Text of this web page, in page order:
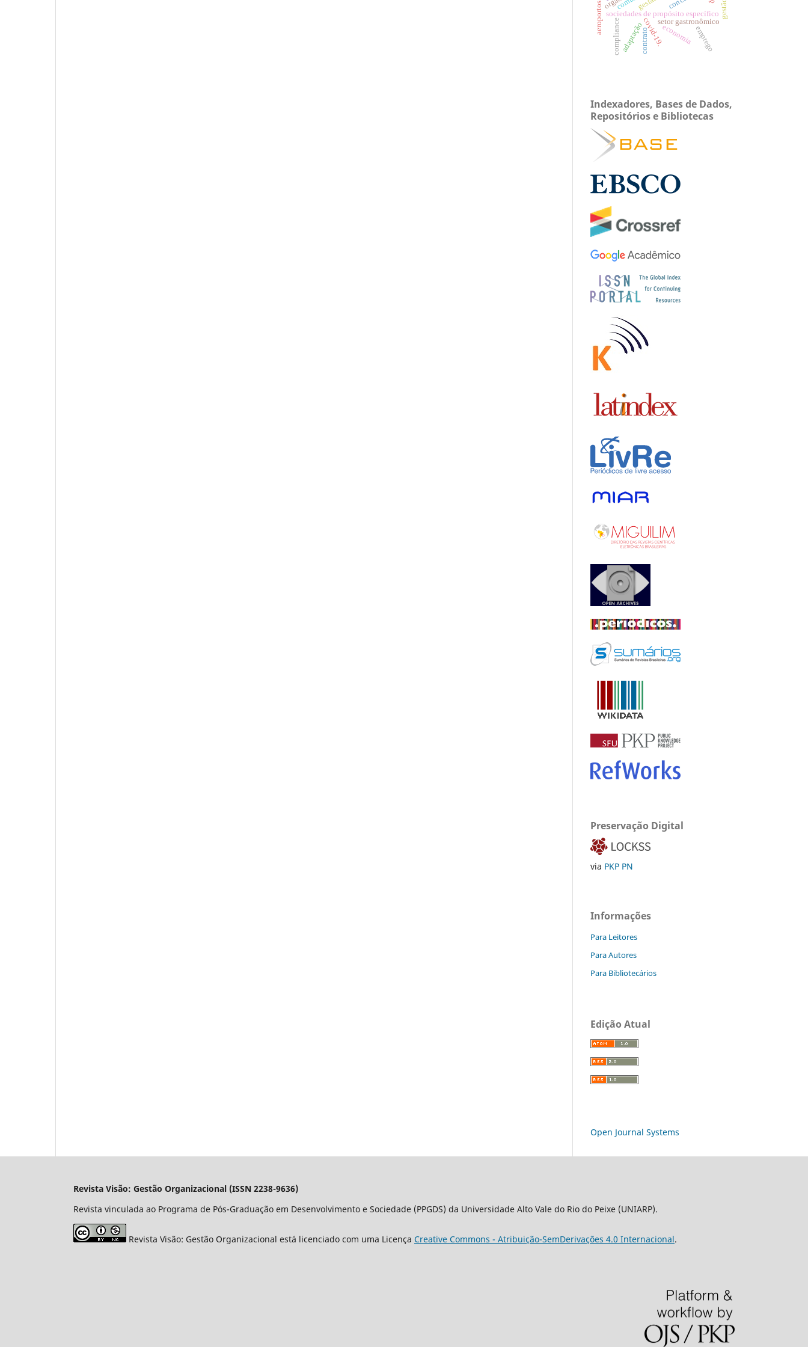
covid-19.
sociedades de propósito específico
compliance setor gastronômico
adaptação economia emprego
contrato
Indexadores, Bases de Dados,
Repositórios e Bibliotecas
Preservação Digital
via PKP PN
Informações
Para Leitores
Para Autores
Para Bibliotecários
Edição Atual
Open Journal Systems
Revista Visão: Gestão Organizacional (ISSN 2238-9636)
Revista vinculada ao Programa de Pós-Graduação em Desenvolvimento e Sociedade (PPGDS) da Universidade Alto Vale do Rio do Peixe (UNIARP).
Revista Visão: Gestão Organizacional está licenciado com uma Licença Creative Commons - Atribuição-SemDerivações 4.0 Internacional.